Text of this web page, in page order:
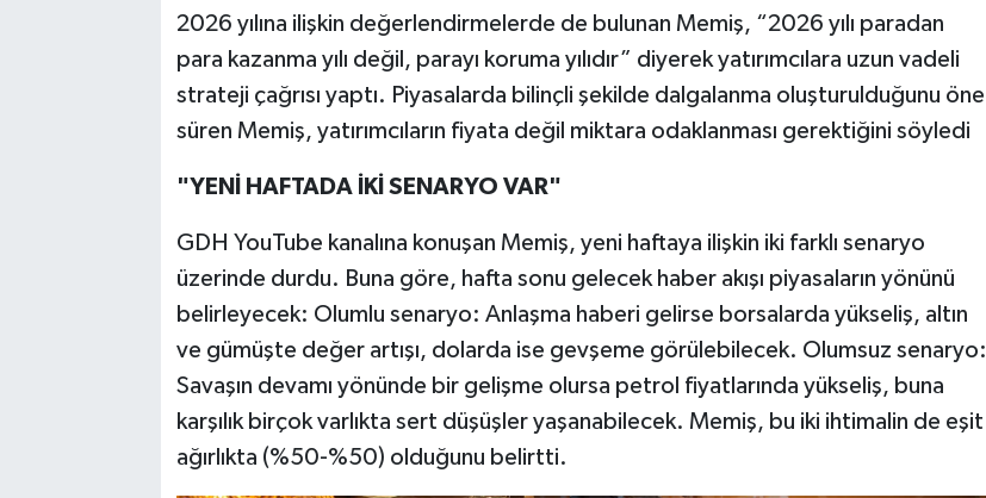
2026 yılına ilişkin değerlendirmelerde de bulunan Memiş, “2026 yılı paradan
para kazanma yılı değil, parayı koruma yılıdır” diyerek yatırımcılara uzun vadeli
strateji çağrısı yaptı. Piyasalarda bilinçli şekilde dalgalanma oluşturulduğunu öne
süren Memiş, yatırımcıların fiyata değil miktara odaklanması gerektiğini söyledi
"YENİ HAFTADA İKİ SENARYO VAR"
GDH YouTube kanalına konuşan Memiş, yeni haftaya ilişkin iki farklı senaryo
üzerinde durdu. Buna göre, hafta sonu gelecek haber akışı piyasaların yönünü
belirleyecek: Olumlu senaryo: Anlaşma haberi gelirse borsalarda yükseliş, altın
ve gümüşte değer artışı, dolarda ise gevşeme görülebilecek. Olumsuz senaryo:
Savaşın devamı yönünde bir gelişme olursa petrol fiyatlarında yükseliş, buna
karşılık birçok varlıkta sert düşüşler yaşanabilecek. Memiş, bu iki ihtimalin de eşit
ağırlıkta (%50-%50) olduğunu belirtti.